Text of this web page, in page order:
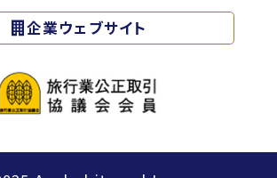
企業ウェブサイト